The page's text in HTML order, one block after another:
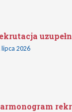
lipca 2026